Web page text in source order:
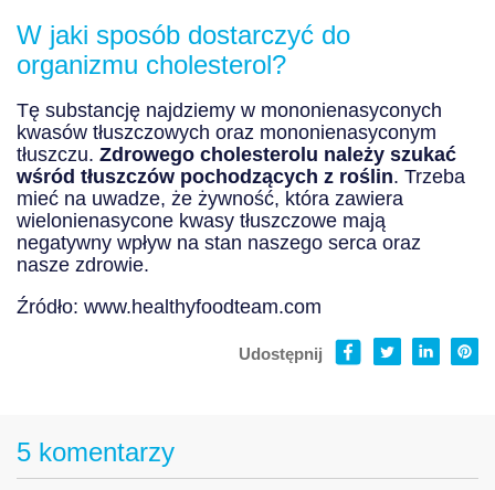
W jaki sposób dostarczyć do
organizmu cholesterol?
Tę substancję najdziemy w mononienasyconych
kwasów tłuszczowych oraz mononienasyconym
tłuszczu. Zdrowego cholesterolu należy szukać
wśród tłuszczów pochodzących z roślin. Trzeba
mieć na uwadze, że żywność, która zawiera
wielonienasycone kwasy tłuszczowe mają
negatywny wpływ na stan naszego serca oraz
nasze zdrowie.
Źródło: www.healthyfoodteam.com
Udostępnij
5 komentarzy